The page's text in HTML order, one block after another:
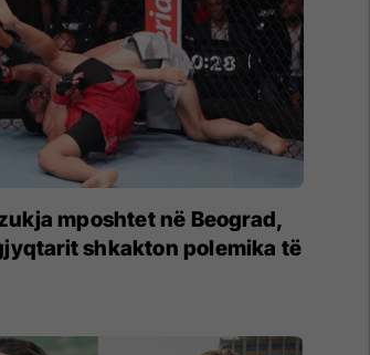
mposhtet në Beograd,
shkakton polemika të